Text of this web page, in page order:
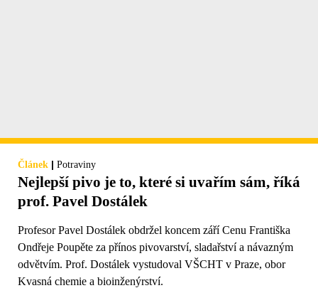
Článek | Potraviny
Nejlepší pivo je to, které si uvařím sám, říká
prof. Pavel Dostálek
Profesor Pavel Dostálek obdržel koncem září Cenu Františka
Ondřeje Poupěte za přínos pivovarství, sladařství a návazným
odvětvím. Prof. Dostálek vystudoval VŠCHT v Praze, obor
Kvasná chemie a bioinženýrství.